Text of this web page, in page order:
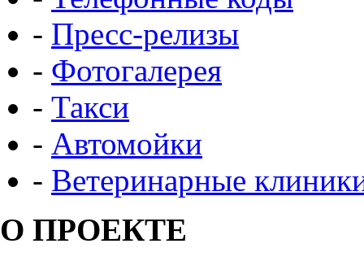
- Пресс-релизы
- Фотогалерея
- Такси
- Автомойки
- Ветеринарные
О ПРОЕКТЕ